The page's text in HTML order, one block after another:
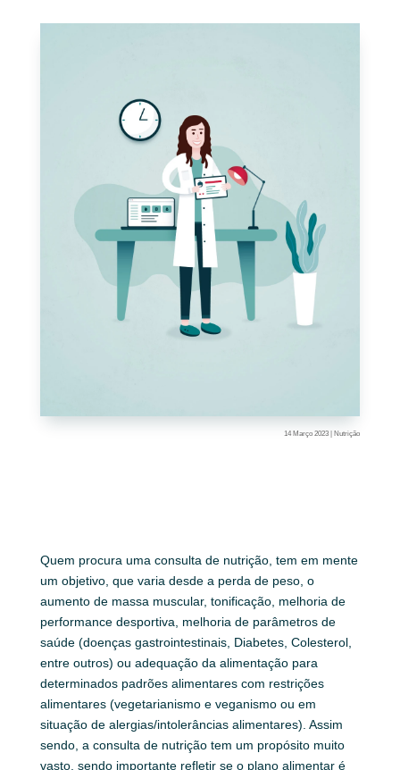
14 Março 2023 |Nutrição
Quem procura uma consulta de nutrição, tem em mente
um objetivo, que varia desde a perda de peso, o
aumento de massa muscular, tonificação, melhoria de
performance desportiva, melhoria de parâmetros de
saúde (doenças gastrointestinais, Diabetes, Colesterol,
entre outros) ou adequação da alimentação para
determinados padrões alimentares com restrições
alimentares (vegetarianismo e veganismo ou em
situação de alergias/intolerâncias alimentares). Assim
sendo, a consulta de nutrição tem um propósito muito
vasto, sendo importante refletir se o plano alimentar é